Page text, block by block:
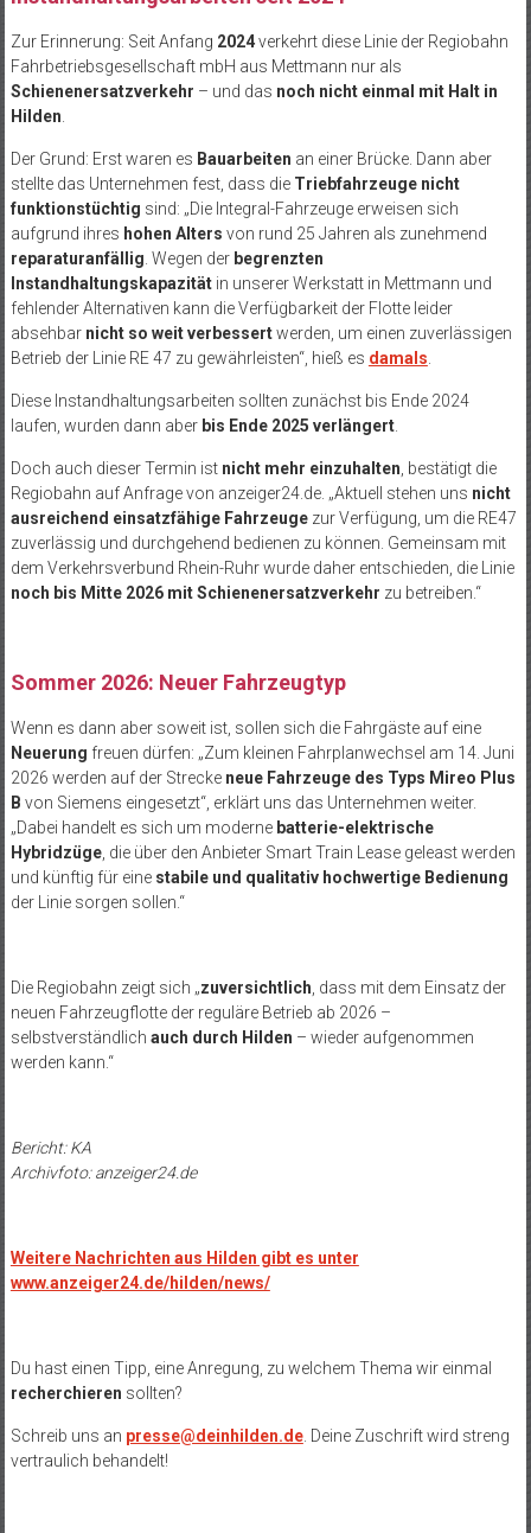
Zur Erinnerung: Seit Anfang 2024verkehrt diese Linie der Regiobahn
Fahrbetriebsgesellschaft mbH aus Mettmann nur als
Schienenersatzverkehr – und das noch nicht einmal mit Halt in
Hilden
Der Grund: Erst waren es Bauarbeiten an einer Brücke. Dann aber
stellte das Unternehmen fest, dass die Triebfahrzeuge nicht
funktionstüchtig sind: „Die Integral-Fahrzeuge erweisen sich
aufgrund ihres hohen Alters von rund 25 Jahren als zunehmend
reparaturanfällig . Wegen der begrenzten
Instandhaltungskapazitätin unserer Werkstatt in Mettmann und
fehlender Alternativen kann die Verfügbarkeit der Flotte leider
absehbar nicht so weit verbessertwerden, um einen zuverlässigen
Betrieb der Linie RE 47 zu gewährleisten“, hieß es damals
Diese Instandhaltungsarbeiten sollten zunächst bis Ende 2024
laufen, wurden dann aber bis Ende 2025 verlängert.
Doch auch dieser Termin ist nicht mehr einzuhalten , bestätigt die
Regiobahn auf Anfrage von anzeiger24.de. „Aktuell stehen uns nicht
ausreichend einsatzfähige Fahrzeugezur Verfügung, um die RE47
zuverlässig und durchgehend bedienen zu können. Gemeinsam mit
dem Verkehrsverbund Rhein-Ruhr wurde daher entschieden, die Linie
noch bis Mitte 2026 mit Schienenersatzverkehr zu betreiben.“
Sommer 2026: Neuer Fahrzeugtyp
Wenn es dann aber soweit ist, sollen sich die Fahrgäste auf eine
Neuerung freuen dürfen: „Zum kleinen Fahrplanwechsel am 14. Juni
2026 werden auf der Strecke neue Fahrzeuge des Typs Mireo Plus
B von Siemens eingesetzt“, erklärt uns das Unternehmen weiter.
„Dabei handelt es sich um moderne batterie-elektrische
Hybridzüge, die über den Anbieter Smart Train Lease geleast werden
und künftig für eine stabile und qualitativ hochwertige Bedienung
der Linie sorgen sollen.“
Die Regiobahn zeigt sich „zuversichtlich , dass mit dem Einsatz der
neuen Fahrzeugflotte der reguläre Betrieb ab 2026 –
selbstverständlich auch durch Hilden – wieder aufgenommen
werden kann.“
Bericht: KA
Archivfoto: anzeiger24.de
Weitere Nachrichten aus Hilden gibt es unter
www.anzeiger24.de/hilden/news/
Du hast einen Tipp, eine Anregung, zu welchem Thema wir einmal
recherchieren sollten?
Schreib uns an presse@deinhilden.de. Deine Zuschrift wird streng
vertraulich behandelt!